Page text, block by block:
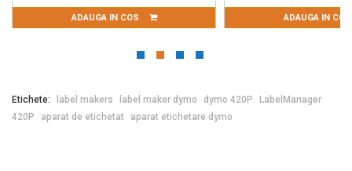
ADAUGA IN COS ADAUGA IN
Etichete: label makers label maker dymo dymo 420P
LabelManager
420P
aparat de etichetat aparat etichetare dymo